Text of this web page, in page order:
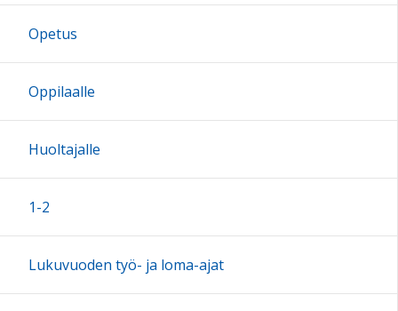
16:00
17:00
18:00
Opetus
Oppilaalle
Huoltajalle
1-2
Lukuvuoden työ- ja loma-ajat